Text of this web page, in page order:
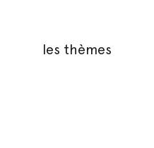
les thèmes